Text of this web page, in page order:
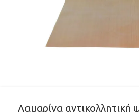
Λαμαρίνα αντικολλητική